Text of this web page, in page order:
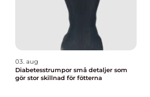
03. aug
Diabetesstrumpor små detaljer som
gör stor skillnad för fötterna